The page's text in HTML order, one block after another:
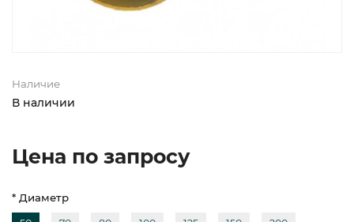
Наличие
В наличии
Цена по запросу
* Диаметр